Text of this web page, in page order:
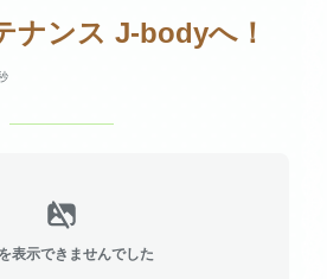
ナンス J-bodyへ！
表示できませんでした